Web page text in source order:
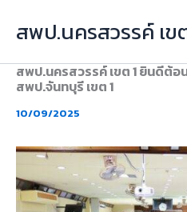
สพป.นครสวรรค์ เข
สพป.นครสวรรค์ เขต 1 ยินดีต้
สพป.จันทบุรี เขต 1
10/09/2025